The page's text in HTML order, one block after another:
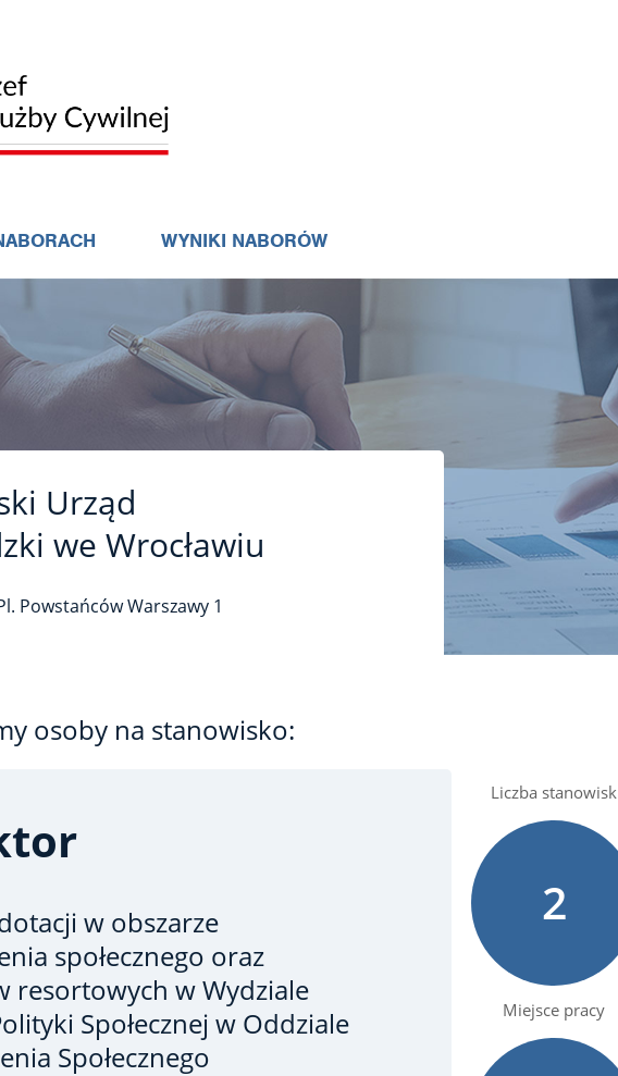
WYNIKI NABORÓW
Urząd
we Wrocławiu
Powstańców Warszawy 1
osoby na stanowisko:
w obszarze
społecznego oraz
resortowych w Wydziale
Społecznej w Oddziale
Społecznego
Liczba stanowisk
2
Miejsce pracy